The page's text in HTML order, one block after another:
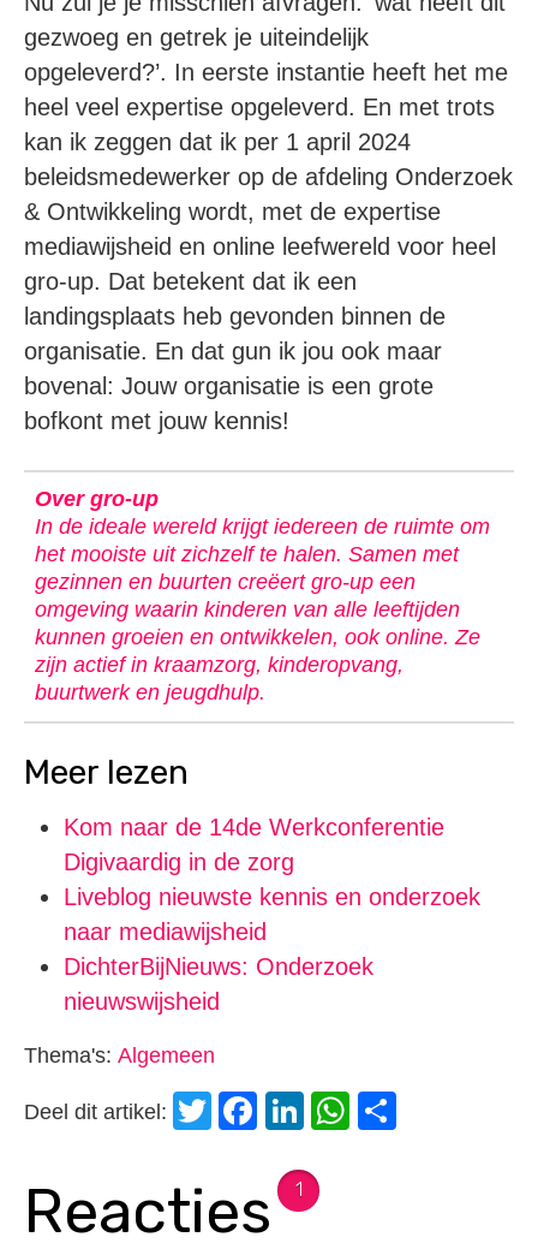
gezwoeg en getrek je uiteindelijk
opgeleverd?’. In eerste instantie heeft het me
heel veel expertise opgeleverd. En met trots
kan ik zeggen dat ik per 1 april 2024
beleidsmedewerker op de afdeling Onderzoek
& Ontwikkeling wordt, met de expertise
mediawijsheid en online leefwereld voor heel
gro-up. Dat betekent dat ik een
landingsplaats heb gevonden binnen de
organisatie. En dat gun ik jou ook maar
bovenal: Jouw organisatie is een grote
bofkont met jouw kennis!
Over gro-up
In de ideale wereld krijgt iedereen de ruimte om
het mooiste uit zichzelf te halen. Samen met
gezinnen en buurten creëert gro-up een
omgeving waarin kinderen van alle leeftijden
kunnen groeien en ontwikkelen, ook online. Ze
zijn actief in kraamzorg, kinderopvang,
buurtwerk en jeugdhulp.
Meer lezen
Kom naar de 14de Werkconferentie
Digivaardig in de zorg
Liveblog nieuwste kennis en onderzoek
naar mediawijsheid
DichterBijNieuws: Onderzoek
nieuwswijsheid
Thema's: Algemeen
Deel dit artikel: Twitter
Facebook
LinkedIn
WhatsApp
Reacties 1